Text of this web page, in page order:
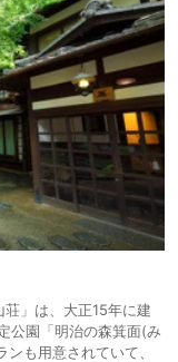
」は、大正15年に建
公園「明治の森箕面(み
も用意されていて、